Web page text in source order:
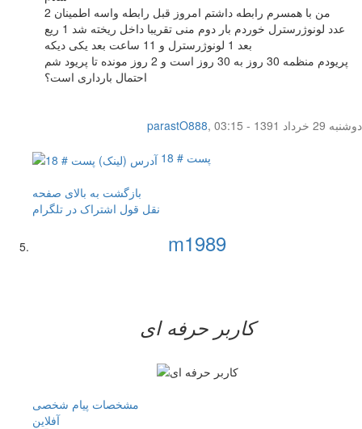
من با همسرم رابطه داشتم امروز قبل رابطه واسه اطمینان 2
عدد لونوژرسترل خوردم بار دوم منی تقریبا داخل ریخته شد 1 ریع
بعد 1 لونوژرسترل و 11 ساعت بعد یکی دیکه
پریودم منظمه 30 روز به 30 روز است و 2 روز مونده تا پریود شم
احتمال بارداری است؟
parastO888,
دوشنبه 29 خرداد 1391 - 03:15
پست # 18
بازگشت به بالای صفحه
نقل قول اشتراک در تلگرام
m1989
کاربر حرفه ای
مشخصات پیام شخصی
آفلاين